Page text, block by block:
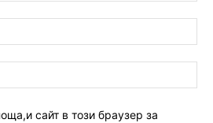
сайт в този браузер за